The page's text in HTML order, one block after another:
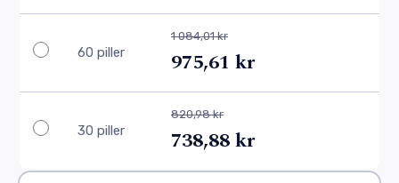
60 piller
1 084,01 kr
975,61 kr
30 piller
820,98 kr
738,88 kr